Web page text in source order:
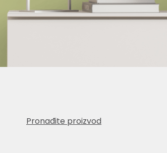
Pronađite proizvod